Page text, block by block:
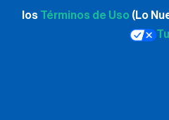
los Términos de Uso (Lo